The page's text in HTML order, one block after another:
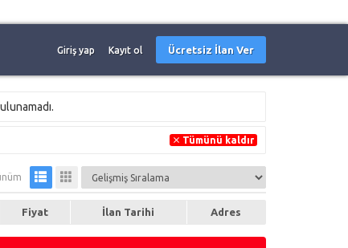
Giriş yap Kayıt ol Ücretsiz İlan Ver
Tümünü kaldır
Fiyat İlan Tarihi Adres